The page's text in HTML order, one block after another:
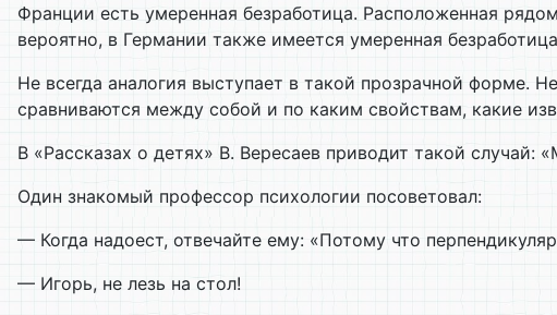
Франции есть умеренная безработица. Расположенная
вероятно, в Германии также имеется умеренная
Не всегда аналогия выступает в такой прозрачной форме.
сравниваются между собой и по каким свойствам, какие
В «Рассказах о детях» В. Вересаев приводит такой
Один знакомый профессор психологии посоветовал:
— Когда надоест, отвечайте ему: «Потому что
— Игорь, не лезь на стол!